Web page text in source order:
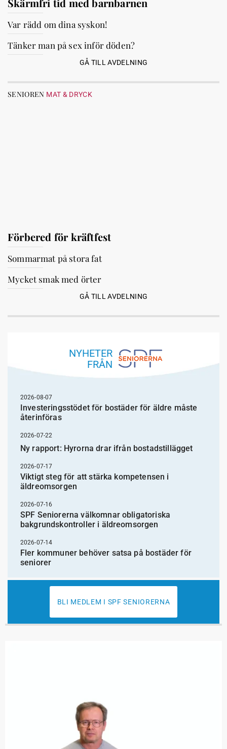
Var rädd om dina syskon!
Tänker man på sex inför döden?
GÅ TILL AVDELNING
SENIOREN MAT & DRYCK
Förbered för kräftfest
Sommarmat på stora fat
Mycket smak med örter
GÅ TILL AVDELNING
NYHETER
FRÅN
2026-08-07
Investeringsstödet för bostäder för äldre måste
återinföras
2026-07-22
Ny rapport: Hyrorna drar ifrån bostadstillägget
2026-07-17
Viktigt steg för att stärka kompetensen i
äldreomsorgen
2026-07-16
SPF Seniorerna välkomnar obligatoriska
bakgrundskontroller i äldreomsorgen
2026-07-14
Fler kommuner behöver satsa på bostäder för
seniorer
BLI MEDLEM I SPF SENIORERNA